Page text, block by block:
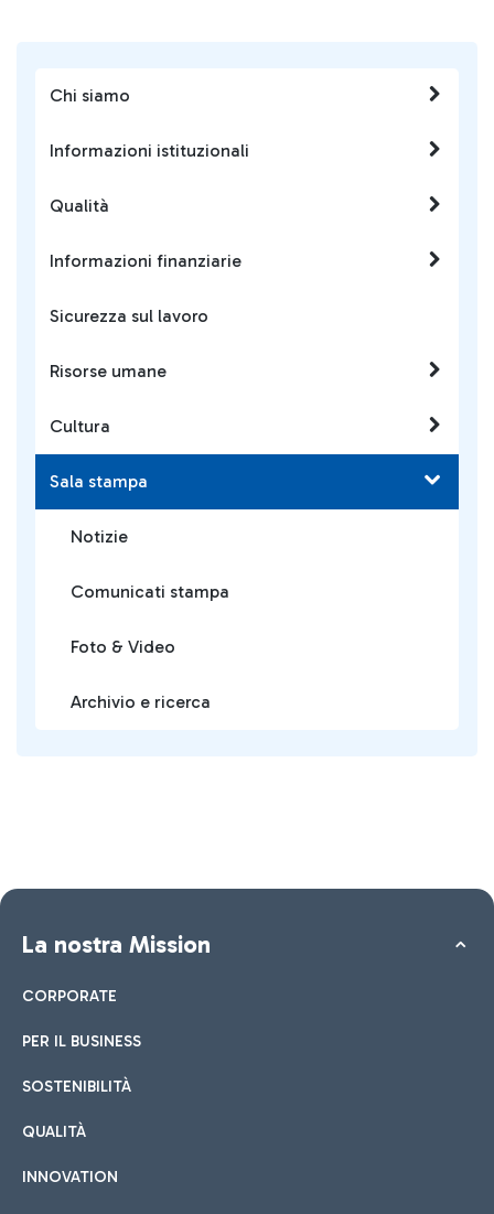
Chi siamo
Informazioni istituzionali
Qualità
Informazioni finanziarie
Sicurezza sul lavoro
Risorse umane
Cultura
Sala stampa
Notizie
Comunicati stampa
Foto & Video
Archivio e ricerca
La nostra Mission
CORPORATE
PER IL BUSINESS
SOSTENIBILITÀ
QUALITÀ
INNOVATION